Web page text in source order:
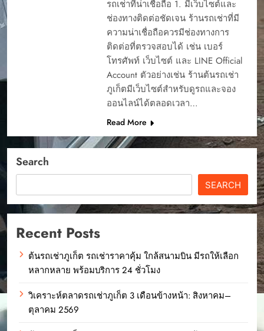
รถเช่าที่น่าเชื่อถือ 1. มีเว็บไซต์และ
ช่องทางติดต่อชัดเจน ร้านรถเช่าที่มี
ความน่าเชื่อถือควรมีช่องทางการ
ติดต่อที่ตรวจสอบได้ เช่น เบอร์
โทรศัพท์ เว็บไซต์ และ LINE Official
Account ตัวอย่างเช่น ร้านต้นรถเช่า
ภูเก็ตมีเว็บไซต์สำหรับดูรถและจอง
ออนไลน์ได้ตลอดเวลา…
Read More
Search
SEARCH
Recent Posts
ต้นรถเช่าภูเก็ต รถเช่าราคาคุ้ม ใกล้สนามบิน มีรถให้เลือก
หลากหลาย พร้อมบริการ 24 ชั่วโมง
วิเคราะห์ตลาดรถเช่าภูเก็ต 3 เดือนข้างหน้า: สิงหาคม–
ตุลาคม 2569